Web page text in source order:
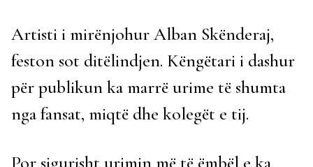
Artisti i mirënjohur Alban Skënderaj,
feston sot ditëlindjen. Këngëtari i dashur
për publikun ka marrë urime të shumta
nga fansat, miqtë dhe kolegët e tij.